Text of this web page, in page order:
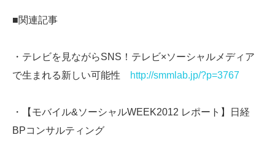
■関連記事
・テレビを見ながらSNS！テレビ×ソーシャルメディア
で生まれる新しい可能性
http://smmlab.jp/?p=3767
・【モバイル&ソーシャルWEEK2012 レポート】日経
BPコンサルティング